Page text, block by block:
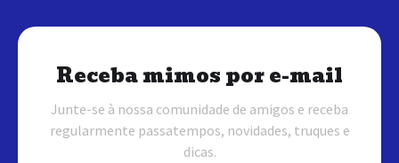
Receba mimos por e-mail
Junte-se à nossa comunidade de amigos e receba
regularmente passatempos, novidades, truques e
dicas.